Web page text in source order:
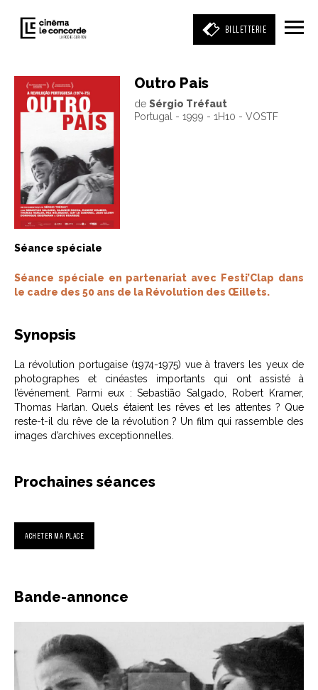
BILLETTERIE
Entrez votre mot clé
(film, réalisateur, acteur, événement)
Outro Pais
de Sérgio Tréfaut
Portugal - 1999 - 1H10 - VOSTF
Séance spéciale
Séance spéciale en partenariat avec Festi’Clap dans
le cadre des 50 ans de la Révolution des Œillets.
Synopsis
La révolution portugaise (1974-1975) vue à travers les yeux de
photographes et cinéastes importants qui ont assisté à
l’événement. Parmi eux : Sebastião Salgado, Robert Kramer,
Thomas Harlan. Quels étaient les rêves et les attentes ? Que
reste-t-il du rêve de la révolution ? Un film qui rassemble des
images d’archives exceptionnelles.
Prochaines séances
ACHETER MA PLACE
Bande-annonce